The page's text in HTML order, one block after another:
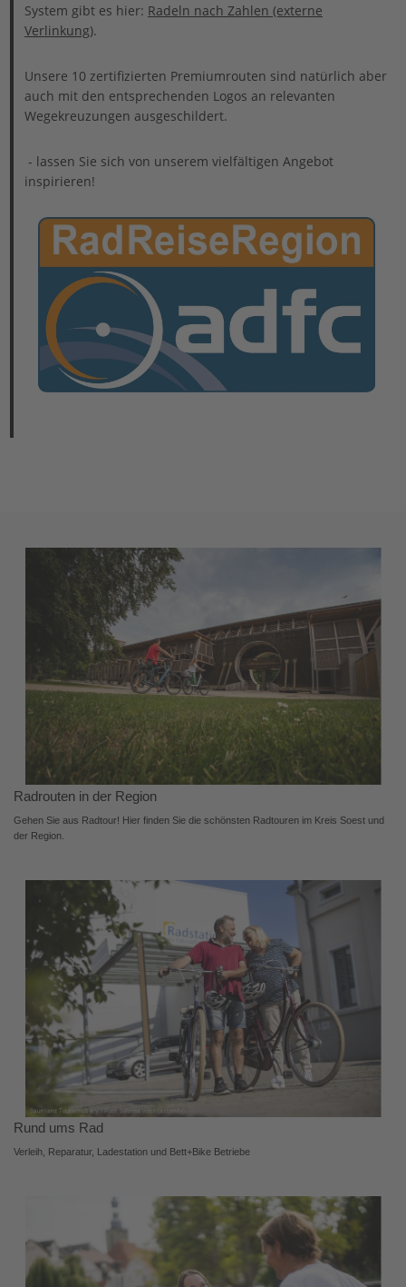
System gibt es hier: Radeln nach Zahlen (externe
Verlinkung).
Unsere 10 zertifizierten Premiumrouten sind natürlich aber
auch mit den entsprechenden Logos an relevanten
Wegekreuzungen ausgeschildert.
- lassen Sie sich von unserem vielfältigen Angebot
inspirieren!
Radrouten in der Region
Gehen Sie aus Radtour! Hier finden Sie die schönsten Radtouren im Kreis Soest und
der Region.
Rund ums Rad
Verleih, Reparatur, Ladestation und Bett+Bike Betriebe